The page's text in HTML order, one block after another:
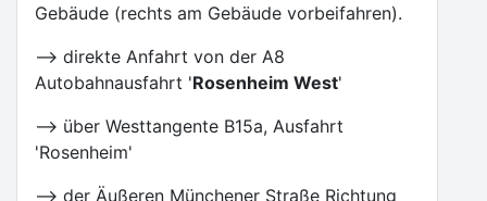
Gebäude (rechts am Gebäude vorbeifahren).
--> direkte Anfahrt von der A8
Autobahnausfahrt 'Rosenheim West'
--> über Westtangente B15a, Ausfahrt
'Rosenheim'
--> der Äußeren Münchener Straße Richtung